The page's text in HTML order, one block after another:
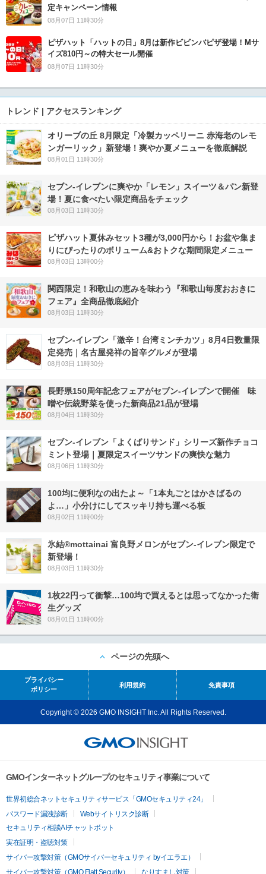
定キャンペーン情報
08月07日 11時30分
ピザハット「ハットの日」8月は新作ビビンバピザ登場！Mサ
イズ810円～の特大セール開催
08月07日 11時30分
トレンド | アクセスランキング
オリーブの丘 8月限定「冷製カッペリーニ 赤海老のレモ
ンガーリック」新登場！爽やか夏メニューを徹底解説
08月01日 11時30分
セブン‐イレブンに爽やか「レモン」スイーツ＆パン新登
場！夏に食べたい限定商品をチェック
08月03日 11時30分
ピザハット夏休みセット3種が3,000円から！お盆や集ま
りにぴったりのボリューム&おトクな期間限定メニュー
08月03日 13時00分
関西限定！和歌山の恵みを味わう『和歌山毎度おおきに
フェア』全商品徹底紹介
08月03日 11時30分
セブン-イレブン「激辛！台湾ミンチカツ」8月4日数量限
定発売｜名古屋発祥の旨辛グルメが登場
08月03日 11時30分
長野県150周年記念フェアがセブン-イレブンで開催 味
噌や伝統野菜を使った新商品21品が登場
08月04日 11時30分
セブン‐イレブン「よくばりサンド」シリーズ新作チョコ
ミント登場｜夏限定スイーツサンドの爽快な魅力
08月06日 11時30分
100均に便利なの出たよ～「1本丸ごとはかさばるの
よ…」小分けにしてスッキリ持ち運べる板
08月02日 11時00分
氷結®mottainai 富良野メロンがセブン‐イレブン限定で
新登場！
08月03日 11時30分
1枚22円って衝撃…100均で買えるとは思ってなかった衛
生グッズ
08月01日 11時00分
ページの先頭へ
プライバシー
ポリシー
利用規約 免責事項
Copyright © 2026 GMO INSIGHT Inc. All Rights Reserved.
GMOインターネットグループのセキュリティ事業について
世界初総合ネットセキュリティサービス「GMOセキュリティ24」
パスワード漏洩診断
Webサイトリスク診断
セキュリティ相談AIチャットボット
実在証明・盗聴対策
サイバー攻撃対策（GMOサイバーセキュリティ byイエラエ）
サイバー攻撃対策（GMO Flatt Security）
なりすまし対策